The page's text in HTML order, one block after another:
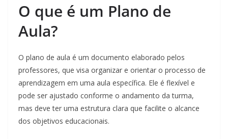
O que é um Plano de
Aula?
O plano de aula é um documento elaborado pelos
professores, que visa organizar e orientar o processo de
aprendizagem em uma aula específica. Ele é flexível e
pode ser ajustado conforme o andamento da turma,
mas deve ter uma estrutura clara que facilite o alcance
dos objetivos educacionais.